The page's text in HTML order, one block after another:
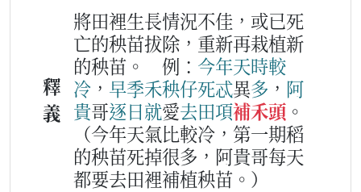
釋
義
將田裡生長情況不佳，或已死
亡的秧苗拔除，重新再栽植新
的秧苗。
例： 今年天時較
冷 ， 早季禾秧仔死忒異多 ， 阿
貴哥逐日就愛去田項補禾頭 。
（今年天氣比較冷，第一期稻
的秧苗死掉很多，阿貴哥每天
都要去田裡補植秧苗。）